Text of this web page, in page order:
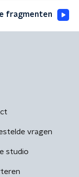
fragmenten
vragen
studio